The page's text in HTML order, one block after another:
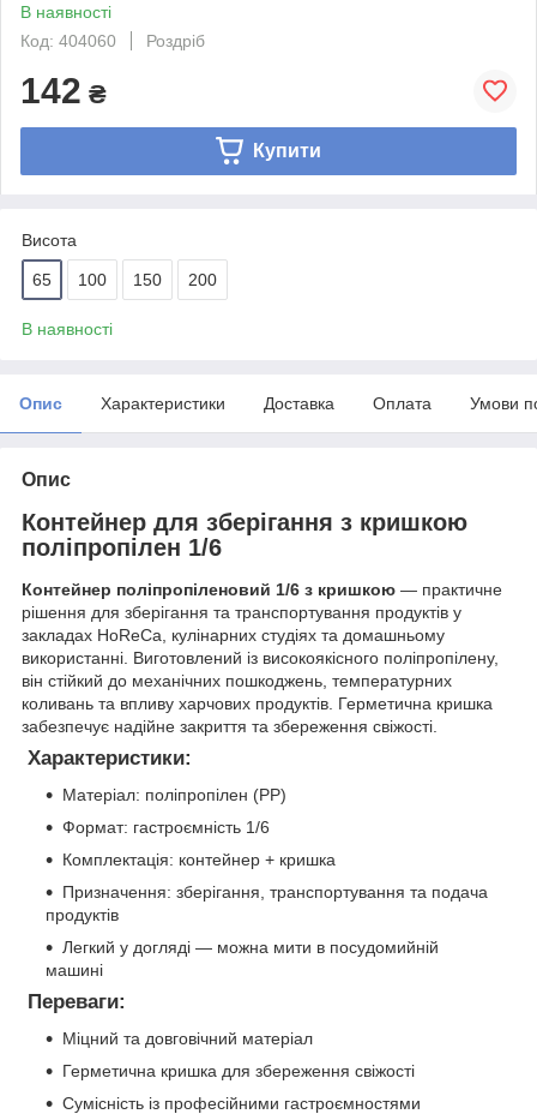
В наявності
Код: 404060
Роздріб
142 ₴
Купити
Висота
65 100 150 200
В наявності
Опис Характеристики Доставка Оплата Умови
Опис
Контейнер для зберігання з кришкою
поліпропілен 1/6
Контейнер поліпропіленовий 1/6 з кришкою — практичне
рішення для зберігання та транспортування продуктів у
закладах HoReCa, кулінарних студіях та домашньому
використанні. Виготовлений із високоякісного поліпропілену,
він стійкий до механічних пошкоджень, температурних
коливань та впливу харчових продуктів. Герметична кришка
забезпечує надійне закриття та збереження свіжості.
Характеристики:
Матеріал: поліпропілен (PP)
Формат: гастроємність 1/6
Комплектація: контейнер + кришка
Призначення: зберігання, транспортування та подача
продуктів
Легкий у догляді — можна мити в посудомийній
машині
Переваги:
Міцний та довговічний матеріал
Герметична кришка для збереження свіжості
Сумісність із професійними гастроємностями